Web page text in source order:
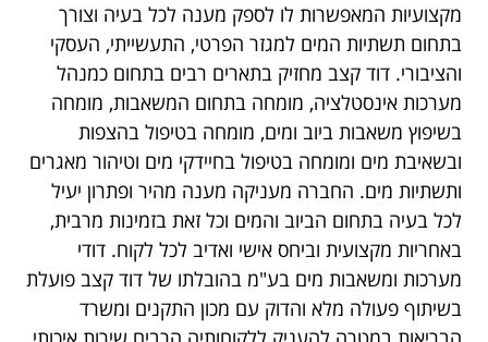
מקצועיות המאפשרות לו לספק מענה לכל בעיה וצורך
בתחום תשתיות המים למגזר הפרטי, התעשייתי, העסקי
והציבורי. דוד קצב מחזיק בתארים רבים בתחום כמנהל
מערכות אינסטלציה, מומחה בתחום המשאבות, מומחה
בשיפוץ משאבות ביוב ומים, מומחה בטיפול בהצפות
ובשאיבת מים ומומחה בטיפול בחיידקי מים וטיהור מאגרים
ותשתיות מים. החברה מעניקה מענה מהיר ופתרון יעיל
לכל בעיה בתחום הביוב והמים וכל זאת בזמינות מרבית,
באחריות מקצועית וביחס אישי ואדיב לכל לקוח. דודי
מערכות ומשאבות מים בע"מ בהובלתו של דוד קצב פועלת
בשיתוף פעולה מלא והדוק עם מכון התקנים ומשרד